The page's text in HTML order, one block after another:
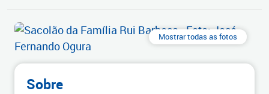
Mostrar todas as fotos
Sobre